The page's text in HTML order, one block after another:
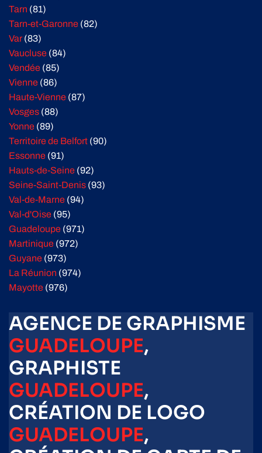
Tarn (81)
Tarn-et-Garonne (82)
Var(83)
Vaucluse (84)
Vendée (85)
Vienne (86)
Haute-Vienne (87)
Vosges (88)
Yonne (89)
Territoire de Belfort (90)
Essonne (91)
Hauts-de-Seine (92)
Seine-Saint-Denis (93)
Val-de-Marne (94)
Val-d'Oise (95)
Guadeloupe (971)
Martinique (972)
Guyane (973)
La Réunion (974)
Mayotte (976)
AGENCE DE GRAPHISME
GUADELOUPE,
GRAPHISTE
GUADELOUPE,
CRÉATION DE LOGO
GUADELOUPE,